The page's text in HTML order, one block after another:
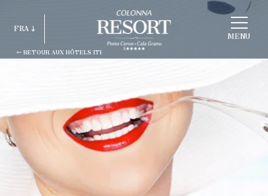
MENU
RETOUR AUX HÔTELS ITI
FRA
RUS